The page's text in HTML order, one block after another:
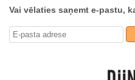
Vai vēlaties saņemt e-pastu,